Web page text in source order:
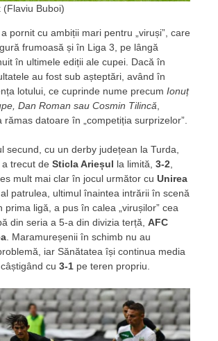
(Flaviu Buboi)
pornit cu ambiții mari pentru „viruși”, care
frumoasă și în Liga 3, pe lângă
în ultimele ediții ale cupei. Dacă în
au fost sub așteptări, având în
lotului, ce cuprinde nume precum Ionuț
Dan Roman sau Cosmin Tilincă
rămas datoare în „competiția surprizelor”.
secund, cu un derby județean la Turda,
trecut de Sticla Arieșul la limită, 3-2
mult mai clar în jocul următor cu Unirea
al patrulea, ultimul înaintea intrării în scenă
prima ligă, a pus în calea „virușilor” cea
din seria a 5-a din divizia terță, AFC
. Maramureșenii în schimb nu au
iar Sănătatea își continua media
cu 3-1 pe teren propriu.